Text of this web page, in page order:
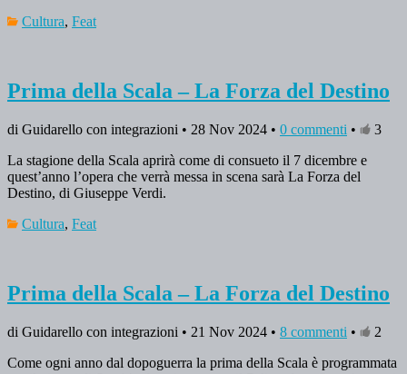
Cultura, Feat
Prima della Scala – La Forza del Destino
di Guidarello con integrazioni • 28 Nov 2024 • 0 commenti •
3
La stagione della Scala aprirà come di consueto il 7 dicembre e
quest’anno l’opera che verrà messa in scena sarà La Forza del
Destino, di Giuseppe Verdi.
Cultura, Feat
Prima della Scala – La Forza del Destino
di Guidarello con integrazioni • 21 Nov 2024 • 8 commenti •
2
Come ogni anno dal dopoguerra la prima della Scala è programmata